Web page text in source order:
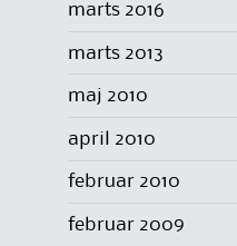
marts 2016
marts 2013
maj 2010
april 2010
februar 2010
februar 2009